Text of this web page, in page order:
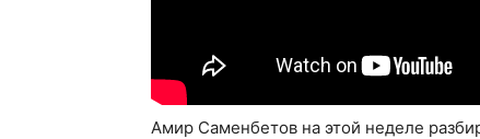
Амир Саменбетов на этой неделе